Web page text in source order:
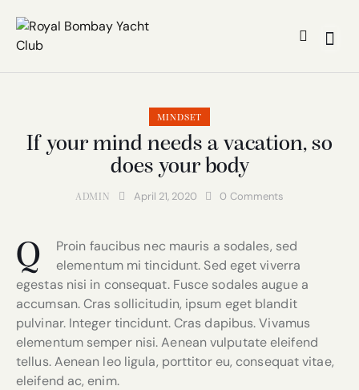
MINDSET
If your mind needs a vacation, so
does your body
ADMIN April 21, 2020 0 Comments
Q
Proin faucibus nec mauris a sodales, sed
elementum mi tincidunt. Sed eget viverra
egestas nisi in consequat. Fusce sodales augue a
accumsan. Cras sollicitudin, ipsum eget blandit
pulvinar. Integer tincidunt. Cras dapibus. Vivamus
elementum semper nisi. Aenean vulputate eleifend
tellus. Aenean leo ligula, porttitor eu, consequat vitae,
eleifend ac, enim.